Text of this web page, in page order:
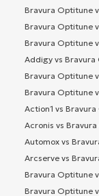
Bravura Optitune
Bravura Optitune
Bravura Optitune
Addigy vs
Bravura Optitune
Bravura Optitune
Action1 vs
Acronis vs
Automox vs
Arcserve vs
Bravura Optitune
Bravura Optitune